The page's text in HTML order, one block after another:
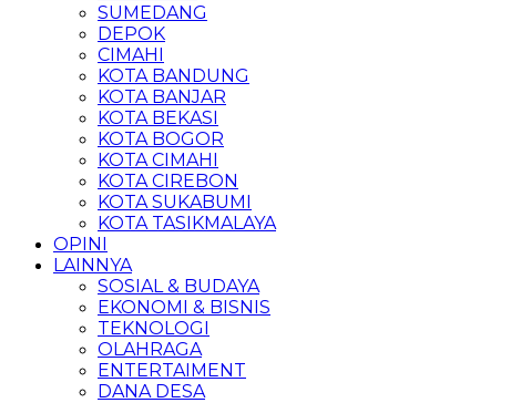
SUMEDANG
DEPOK
CIMAHI
KOTA BANDUNG
KOTA BANJAR
KOTA BEKASI
KOTA BOGOR
KOTA CIMAHI
KOTA CIREBON
KOTA SUKABUMI
KOTA TASIKMALAYA
OPINI
LAINNYA
SOSIAL & BUDAYA
EKONOMI & BISNIS
TEKNOLOGI
OLAHRAGA
ENTERTAIMENT
DANA DESA